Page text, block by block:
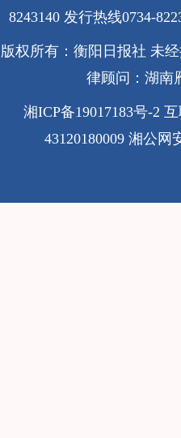
8243140 发行热线0734-
版权所有：衡阳日报社 未
律顾问：湖南
湘ICP备19017183号-2
43120180009 湘公网